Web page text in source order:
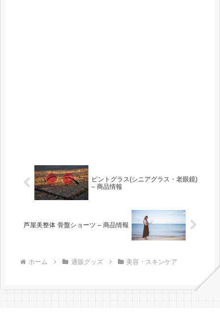
ピントグラス(シニアグラス・老眼鏡)
– 商品情報
芦屋美整体 骨盤ショーツ – 商品情報
ホーム 通販グッズ 美容・スキンケア